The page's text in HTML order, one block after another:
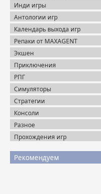
Инди игры
Антологии игр
Календарь выхода игр
Репаки от MAXAGENT
Экшен
Приключения
РПГ
Симуляторы
Стратегии
Консоли
Разное
Прохождения игр
Рекомендуем